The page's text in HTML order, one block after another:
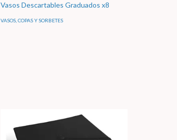
Vasos Descartables Graduados x8
VASOS, COPAS Y SORBETES